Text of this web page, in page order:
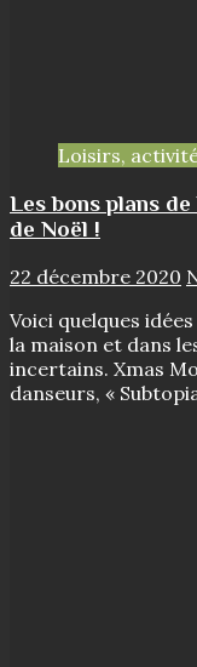
Loisirs,
Les bons plans
de Noël !
22 décembre 2020
Voici quelques
la maison et dans
incertains. Xmas
danseurs, «